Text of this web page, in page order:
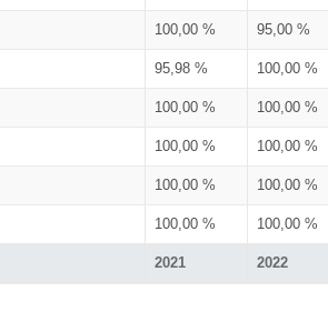
2021 2022
100,00 % 95,00 %
95,98 % 100,00 %
100,00 % 100,00 %
100,00 % 100,00 %
100,00 % 100,00 %
100,00 % 100,00 %